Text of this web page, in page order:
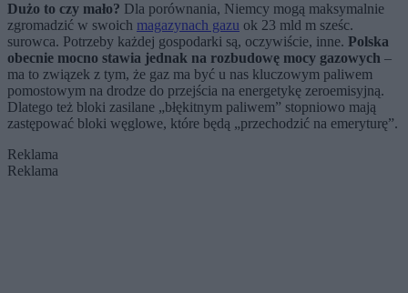
Dużo to czy mało? Dla porównania, Niemcy mogą maksymalnie
zgromadzić w swoich magazynach gazu ok 23 mld m sześc.
surowca. Potrzeby każdej gospodarki są, oczywiście, inne. Polska
obecnie mocno stawia jednak na rozbudowę mocy gazowych –
ma to związek z tym, że gaz ma być u nas kluczowym paliwem
pomostowym na drodze do przejścia na energetykę zeroemisyjną.
Dlatego też bloki zasilane „błękitnym paliwem” stopniowo mają
zastępować bloki węglowe, które będą „przechodzić na emeryturę”.
Reklama
Reklama